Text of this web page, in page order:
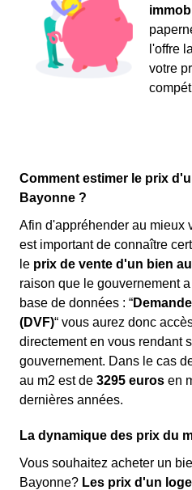
l'offre
votre
Comment estimer le prix
Bayonne ?
Afin d'appréhender au mieux
est important de connaître
le prix de vente d'un bien
raison que le gouvernement
base de données : “
(DVF)“ vous aurez donc
directement en vous rendant
gouvernement. Dans le cas
au m2 est de 3295 euros en
dernières années.
La dynamique des prix du
Vous souhaitez acheter un
Bayonne? Les prix d'un